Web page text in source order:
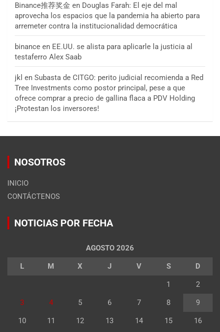
Binance推荐奖金 en Douglas Farah: El eje del mal
aprovecha los espacios que la pandemia ha abierto para
arremeter contra la institucionalidad democrática
binance en EE.UU. se alista para aplicarle la justicia al
testaferro Alex Saab
jkl en Subasta de CITGO: perito judicial recomienda a Red
Tree Investments como postor principal, pese a que
ofrece comprar a precio de gallina flaca a PDV Holding
¡Protestan los inversores!
NOSOTROS
INICIO
CONTÁCTENOS
NOTICIAS POR FECHA
AGOSTO 2026
L M X J V S D
1 2
3 4 5 6 7 8 9
10 11 12 13 14 15 16